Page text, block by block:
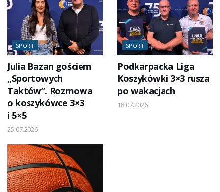
SPORT
Julia Bazan gościem
„Sportowych
Taktów”. Rozmowa
o koszykówce 3×3
i 5×5
25.07.2026
SPORT
Podkarpacka Liga
Koszykówki 3×3 rusza
po wakacjach
18.07.2026